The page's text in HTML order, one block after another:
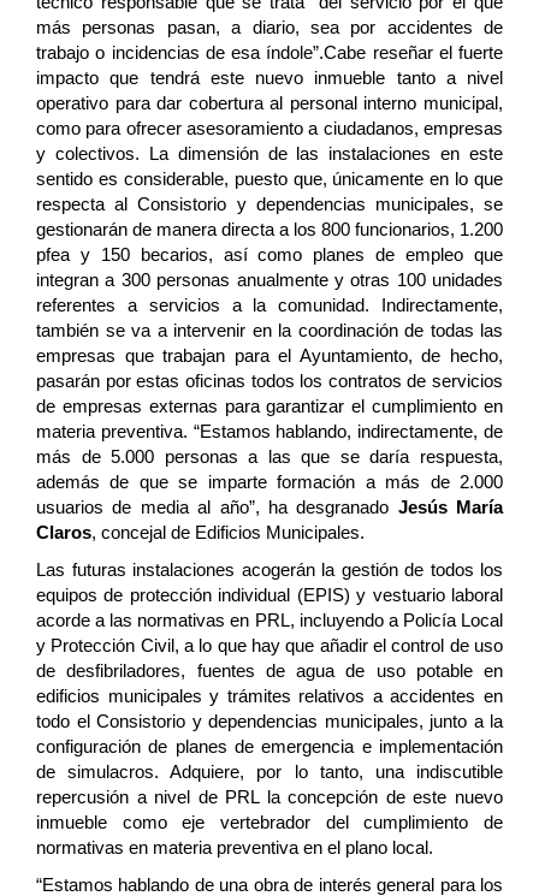
más personas pasan, a diario, sea por accidentes de
trabajo o incidencias de esa índole”.Cabe reseñar el fuerte
impacto que tendrá este nuevo inmueble tanto a nivel
operativo para dar cobertura al personal interno municipal,
como para ofrecer asesoramiento a ciudadanos, empresas
y colectivos. La dimensión de las instalaciones en este
sentido es considerable, puesto que, únicamente en lo que
respecta al Consistorio y dependencias municipales, se
gestionarán de manera directa a los 800 funcionarios, 1.200
pfea y 150 becarios, así como planes de empleo que
integran a 300 personas anualmente y otras 100 unidades
referentes a servicios a la comunidad. Indirectamente,
también se va a intervenir en la coordinación de todas las
empresas que trabajan para el Ayuntamiento, de hecho,
pasarán por estas oficinas todos los contratos de servicios
de empresas externas para garantizar el cumplimiento en
materia preventiva. “Estamos hablando, indirectamente, de
más de 5.000 personas a las que se daría respuesta,
además de que se imparte formación a más de 2.000
usuarios de media al año”, ha desgranado Jesús María
Claros, concejal de Edificios Municipales.
Las futuras instalaciones acogerán la gestión de todos los
equipos de protección individual (EPIS) y vestuario laboral
acorde a las normativas en PRL, incluyendo a Policía Local
y Protección Civil, a lo que hay que añadir el control de uso
de desfibriladores, fuentes de agua de uso potable en
edificios municipales y trámites relativos a accidentes en
todo el Consistorio y dependencias municipales, junto a la
configuración de planes de emergencia e implementación
de simulacros. Adquiere, por lo tanto, una indiscutible
repercusión a nivel de PRL la concepción de este nuevo
inmueble como eje vertebrador del cumplimiento de
normativas en materia preventiva en el plano local.
“Estamos hablando de una obra de interés general para los